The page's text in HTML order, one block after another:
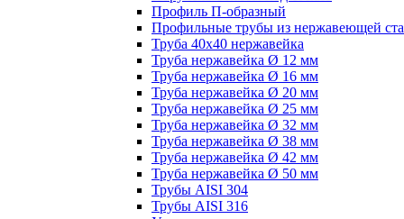
Профиль П-образный
Профильные трубы из нержавеющей
Труба 40х40 нержавейка
Труба нержавейка Ø 12 мм
Труба нержавейка Ø 16 мм
Труба нержавейка Ø 20 мм
Труба нержавейка Ø 25 мм
Труба нержавейка Ø 32 мм
Труба нержавейка Ø 38 мм
Труба нержавейка Ø 42 мм
Труба нержавейка Ø 50 мм
Трубы AISI 304
Трубы AISI 316